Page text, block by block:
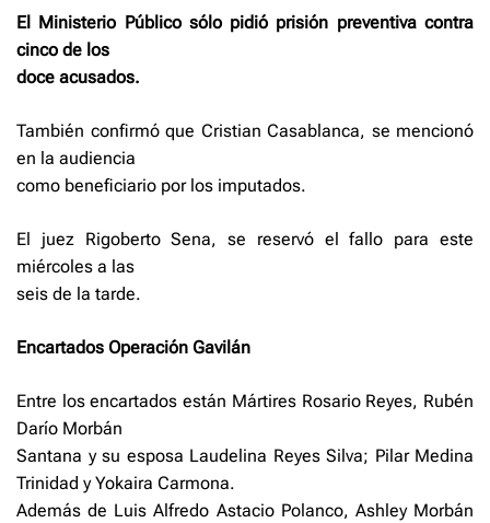
El Ministerio Público sólo pidió prisión preventiva contra
cinco de los
doce acusados.
También confirmó que Cristian Casablanca, se mencionó
en la audiencia
como beneficiario por los imputados.
El juez Rigoberto Sena, se reservó el fallo para este
miércoles a las
seis de la tarde.
Encartados Operación Gavilán
Entre los encartados están Mártires Rosario Reyes, Rubén
Darío Morbán
Santana y su esposa Laudelina Reyes Silva; Pilar Medina
Trinidad y Yokaira Carmona.
Además de Luis Alfredo Astacio Polanco, Ashley Morbán